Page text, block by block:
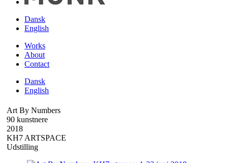
Dansk
English
Works
About
Contact
Dansk
English
Art By Numbers
90 kunstnere
2018
KH7 ARTSPACE
Udstilling